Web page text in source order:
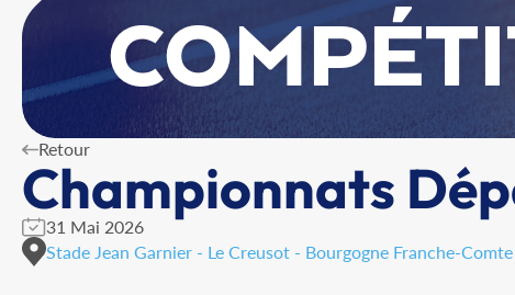
Retour
Championnats
31 Mai 2026
Stade Jean Garnier - Le Creusot - Bourgogne Franche-Comte